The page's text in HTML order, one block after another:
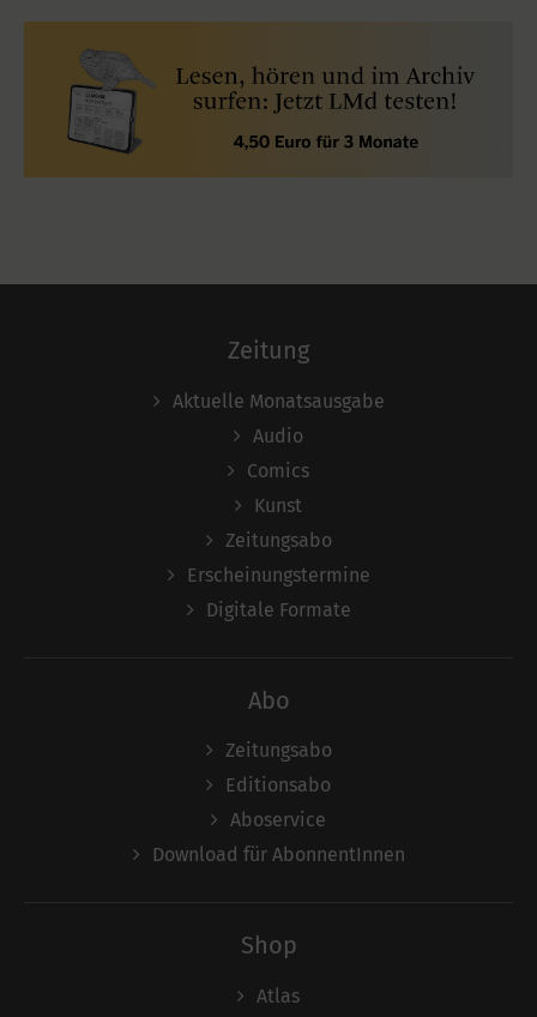
Zeitung
Aktuelle Monatsausgabe
Audio
Comics
Kunst
Zeitungsabo
Erscheinungstermine
Digitale Formate
Abo
Zeitungsabo
Editionsabo
Aboservice
Download für AbonnentInnen
Shop
Atlas